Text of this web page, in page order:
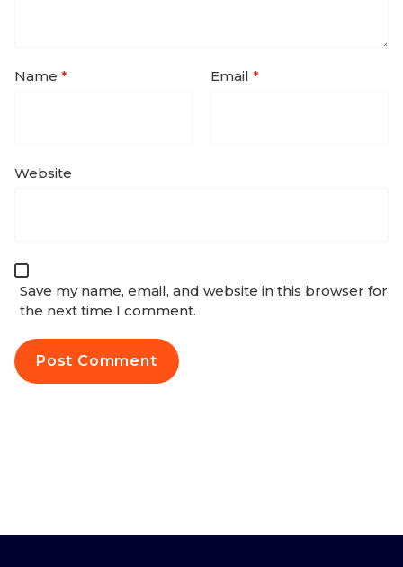
Name * Email *
Website
Save my name, email, and website in this browser for
the next time I comment.